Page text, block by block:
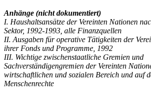
Anhänge (nicht dokumentiert)
I. Haushaltsansätze der Vereinten Nationen
Sektor, 1992-1993, alle Finanzquellen
II. Ausgaben für operative Tätigkeiten der
ihrer Fonds und Programme, 1992
III. Wichtige zwischenstaatliche Gremien und
Sachverständigengremien der Vereinten
wirtschaftlichen und sozialen Bereich und auf
Menschenrechte